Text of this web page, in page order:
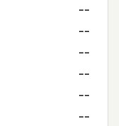
--
--
--
--
--
--